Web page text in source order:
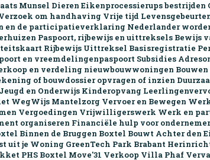
Munsel Dieren Eiken­processie­rups
om handhaving Vrije tijd
en de participatie­verklaring Nederlander
Paspoort, rijbewijs en uittreksels
Rijbewijs Uittreksel Basisregistratie
en vreemdelingenpaspoort Subsidies
en verdeling nieuwbouwwoningen Bouwen
of bouwdossier opvragen of inzien
en Onderwijs Kinderopvang
WegWijs Mantelzorg Vervoer en Bewegen
Vergoedingen Vrijwilligerswerk Werk en
organiseren Financiële hulp voor
Binnen de Bruggen Boxtel Bouwt Achter den
uit je Woning GreenTech Park Brabant
PHS Boxtel Move'31 Verkoop Villa Phaf